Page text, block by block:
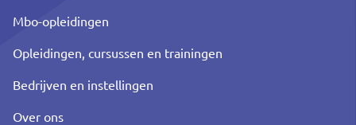
Mbo-opleidingen
Opleidingen, cursussen en trainingen
Bedrijven en instellingen
Over ons